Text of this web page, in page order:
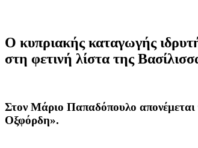
Ο κυπριακής καταγωγής
στη φετινή λίστα της
Στον Μάριο Παπαδόπουλο απονέμεται
Οξφόρδη».